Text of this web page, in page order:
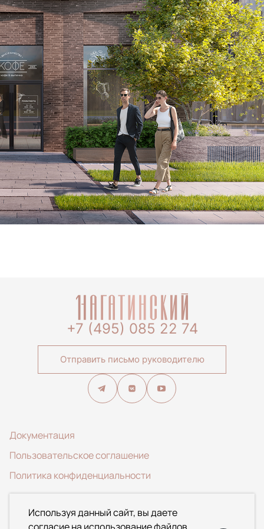
+7 (495) 085 22 74
Отправить письмо руководителю
Документация
Пользовательское соглашение
Политика конфиденциальности
«АЛЬФА». Данный Интернет-сайт носит исключительно
Используя данный сайт, вы даете